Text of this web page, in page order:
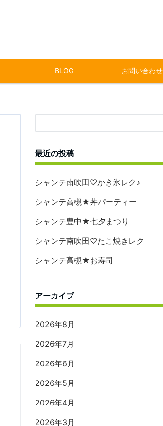
BLOG お問い合わせ
最近の投稿
シャンテ南吹田♡かき氷レク♪
シャンテ高槻★丼パーティー
シャンテ豊中★七夕まつり
シャンテ南吹田♡たこ焼きレク
シャンテ高槻★お寿司
アーカイブ
2026年8月
2026年7月
2026年6月
2026年5月
2026年4月
2026年3月